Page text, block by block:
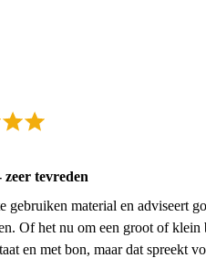
tevreden
gebruiken material en adviseert
Of het nu om een groot of
en met bon, maar dat spreekt